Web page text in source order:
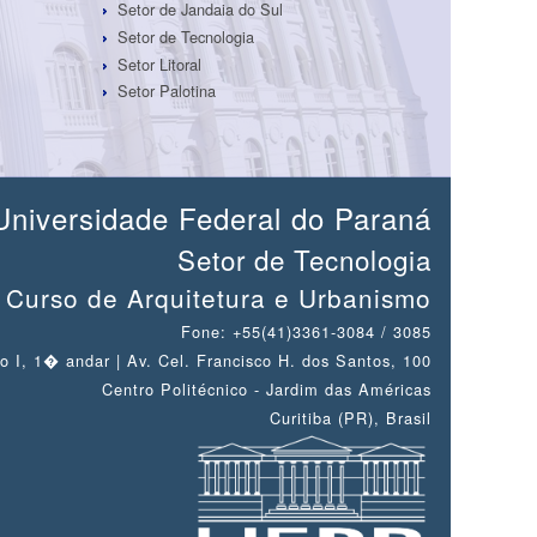
Setor de Jandaia do Sul
Setor de Tecnologia
Setor Litoral
Setor Palotina
Federal do Paraná
Setor de Tecnologia
Curso de Arquitetura e Urbanismo
Fone: +55(41)3361-3084 / 3085
I, 1� andar | Av. Cel. Francisco H. dos Santos, 100
Centro Politécnico - Jardim das Américas
Curitiba (PR), Brasil